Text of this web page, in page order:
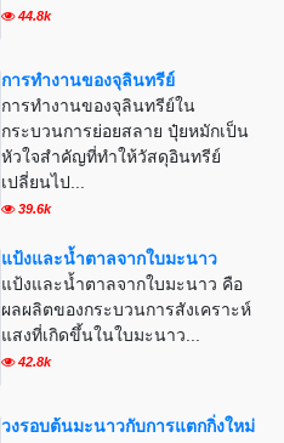
44.8k
การทำงานของจุลินทรีย์
การทำงานของจุลินทรีย์ใน
กระบวนการย่อยสลาย ปุ๋ยหมักเป็น
หัวใจสำคัญที่ทำให้วัสดุอินทรีย์
เปลี่ยนไป...
39.6k
แป้งและน้ำตาลจากใบมะนาว
แป้งและน้ำตาลจากใบมะนาว คือ
ผลผลิตของกระบวนการสังเคราะห์
แสงที่เกิดขึ้นในใบมะนาว...
42.8k
วงรอบต้นมะนาวกับการแตกกิ่งใหม่